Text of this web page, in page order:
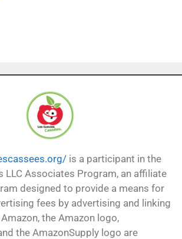
is a participant in the
LLC Associates Program, an affiliate
designed to provide a means for
fees by advertising and linking
the Amazon logo,
the AmazonSupply logo are